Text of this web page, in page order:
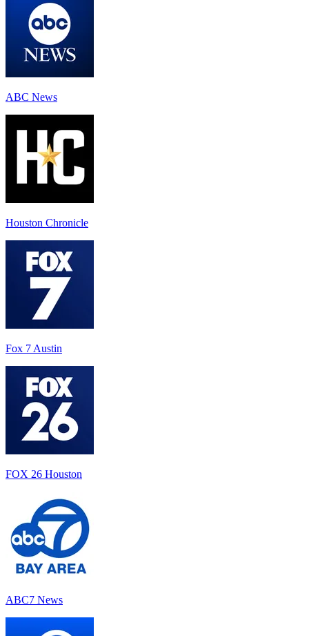
ABC News
Houston Chronicle
Fox 7 Austin
FOX 26 Houston
ABC7 News